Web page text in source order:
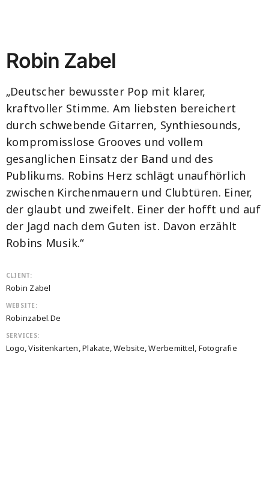
Robin Zabel
„Deutscher bewusster Pop mit klarer,
kraftvoller Stimme. Am liebsten bereichert
durch schwebende Gitarren, Synthiesounds,
kompromisslose Grooves und vollem
gesanglichen Einsatz der Band und des
Publikums. Robins Herz schlägt unaufhörlich
zwischen Kirchenmauern und Clubtüren. Einer,
der glaubt und zweifelt. Einer der hofft und auf
der Jagd nach dem Guten ist. Davon erzählt
Robins Musik.“
CLIENT:
Robin Zabel
WEBSITE:
Robinzabel.de
SERVICES:
Logo, Visitenkarten, Plakate, Website, Werbemittel, Fotografie